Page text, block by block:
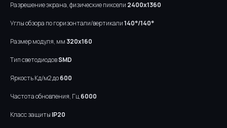
Разрешение экрана, физические пиксели 2400х1360
Углы обзора по горизонтали/вертикали140°/140°
Размер модуля, мм 320х160
Тип светодиодовSMD
Яркость Кд/м2 до600
Частота обновления, Гц6000
Класс защиты IP20